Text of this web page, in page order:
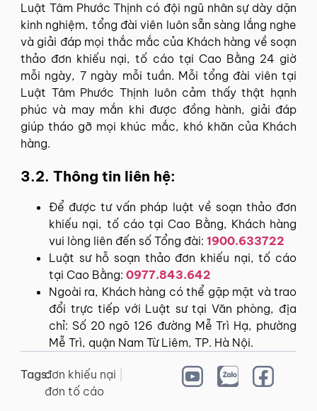
Luật Tâm Phước Thịnh có đội ngũ nhân sự dày dặn
kinh nghiệm, tổng đài viên luôn sẵn sàng lắng nghe
và giải đáp mọi thắc mắc của Khách hàng về soạn
thảo đơn khiếu nại, tố cáo tại Cao Bằng 24 giờ
mỗi ngày, 7 ngày mỗi tuần. Mỗi tổng đài viên tại
Luật Tâm Phước Thịnh luôn cảm thấy thật hạnh
phúc và may mắn khi được đồng hành, giải đáp
giúp tháo gỡ mọi khúc mắc, khó khăn của Khách
hàng.
3.2. Thông tin liên hệ:
Để được tư vấn pháp luật về soạn thảo đơn
khiếu nại, tố cáo tại Cao Bằng, Khách hàng
vui lòng liên đến số Tổng đài: 1900.633722
Luật sư hỗ soạn thảo đơn khiếu nại, tố cáo
tại Cao Bằng: 0977.843.642
Ngoài ra, Khách hàng có thể gặp mặt và trao
đổi trực tiếp với Luật sư tại Văn phòng, địa
chỉ: Số 20 ngõ 126 đường Mễ Trì Hạ, phường
Mễ Trì, quận Nam Từ Liêm, TP. Hà Nội.
Tags:đơn khiếu nại
đơn tố cáo